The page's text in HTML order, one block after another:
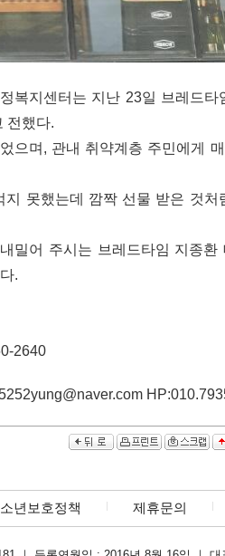
복지센터는 지난 23일 브레드타
전했다.
으며, 관내 취약계층 주민에게
못했는데 깜짝 선물 받은 것처
밀어 주시는 브레드타임 지종환
.
2640
년보호정책 제휴문의